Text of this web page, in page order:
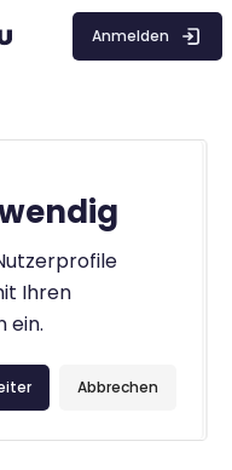
Anmelden
Ihren
ein.
Abbrechen